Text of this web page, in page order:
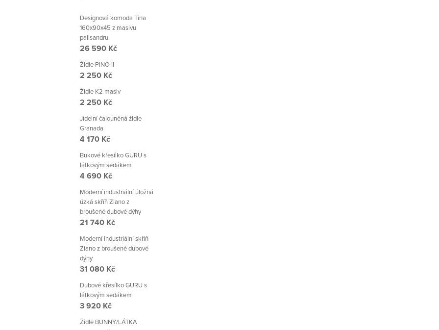
Designová komoda Tina
160x90x45 z masivu
palisandru
26 590 Kč
Židle PINO II
2 250 Kč
Židle K2 masiv
2 250 Kč
Jídelní čalouněná židle
Granada
4 170 Kč
Bukové křesílko GURU s
látkovým sedákem
4 690 Kč
Moderní industriální úložná
úzká skříň Ziano z
broušené dubové dýhy
21 740 Kč
Moderní industriální skříň
Ziano z broušené dubové
dýhy
31 080 Kč
Dubové křesílko GURU s
látkovým sedákem
3 920 Kč
Židle BUNNY/LÁTKA